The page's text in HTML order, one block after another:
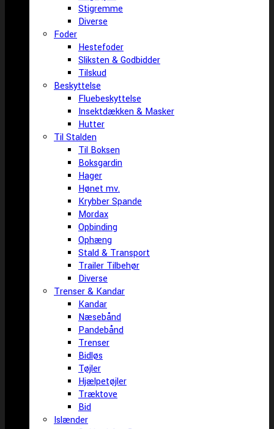
Stigremme
Diverse
Foder
Hestefoder
Sliksten & Godbidder
Tilskud
Beskyttelse
Fluebeskyttelse
Insektdækken & Masker
Hutter
Til Stalden
Til Boksen
Boksgardin
Hager
Hønet mv.
Krybber Spande
Mordax
Opbinding
Ophæng
Stald & Transport
Trailer Tilbehør
Diverse
Trenser & Kandar
Kandar
Næsebånd
Pandebånd
Trenser
Bidløs
Tøjler
Hjælpetøjler
Træktove
Bid
Islænder